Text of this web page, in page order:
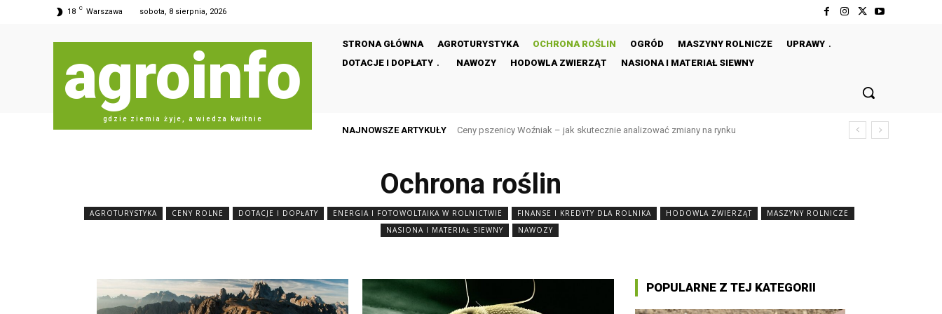
18 C Warszawa sobota, 8 sierpnia, 2026
agroinfo
gdzie ziemia żyje, a wiedza kwitnie
STRONA GŁÓWNA AGROTURYSTYKA OCHRONA ROŚLIN OGRÓD MASZYNY ROLNICZE
UPRAWY
DOTACJE I DOPŁATY
NAWOZY HODOWLA ZWIERZĄT NASIONA I MATERIAŁ SIEWNY
NAJNOWSZE ARTYKUŁY Ceny pszenicy Woźniak – jak skutecznie analizować zmiany na rynku
Ekoschemat biologiczna ochrona upraw – 5 skutecznych metod bez chemii
Ochrona roślin
AGROTURYSTYKA CENY ROLNE DOTACJE I DOPŁATY ENERGIA I FOTOWOLTAIKA W ROLNICTWIE FINANSE I KREDYTY DLA ROLNIKA HODOWLA ZWIERZĄT
MASZYNY ROLNICZE
NASIONA I MATERIAŁ SIEWNY
NAWOZY
POPULARNE Z TEJ KATEGORII